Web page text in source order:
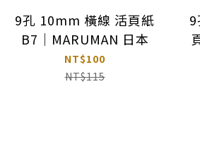
9孔 10mm 橫線 活頁紙
B7｜MARUMAN 日本
NT$100
NT$115